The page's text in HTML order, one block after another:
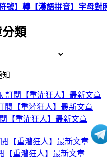
號】轉【漢語拼音】字母對
類